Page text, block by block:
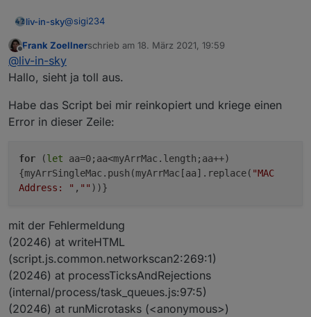
liv-in-sky@sigi234
jetzt bitte probieren
Offline
Frank Zoellnerschrieb am 18. März 2021, 19:59
zuletzt editiert von
@liv-in-sky
Hallo, sieht ja toll aus.
Habe das Script bei mir reinkopiert und kriege einen
Error in dieser Zeile:
for (let aa=0;aa<myArrMac.length;aa++)
{myArrSingleMac.push(myArrMac[aa].replace( "MAC
Address: " , "" ))}
mit der Fehlermeldung
(20246) at writeHTML
(script.js.common.networkscan2:269:1)
(20246) at processTicksAndRejections
(internal/process/task_queues.js:97:5)
(20246) at runMicrotasks (<anonymous>)